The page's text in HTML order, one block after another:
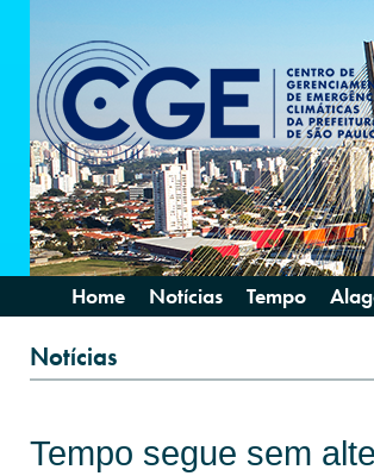
Home Notícias Tempo
Notícias
Tempo segue sem